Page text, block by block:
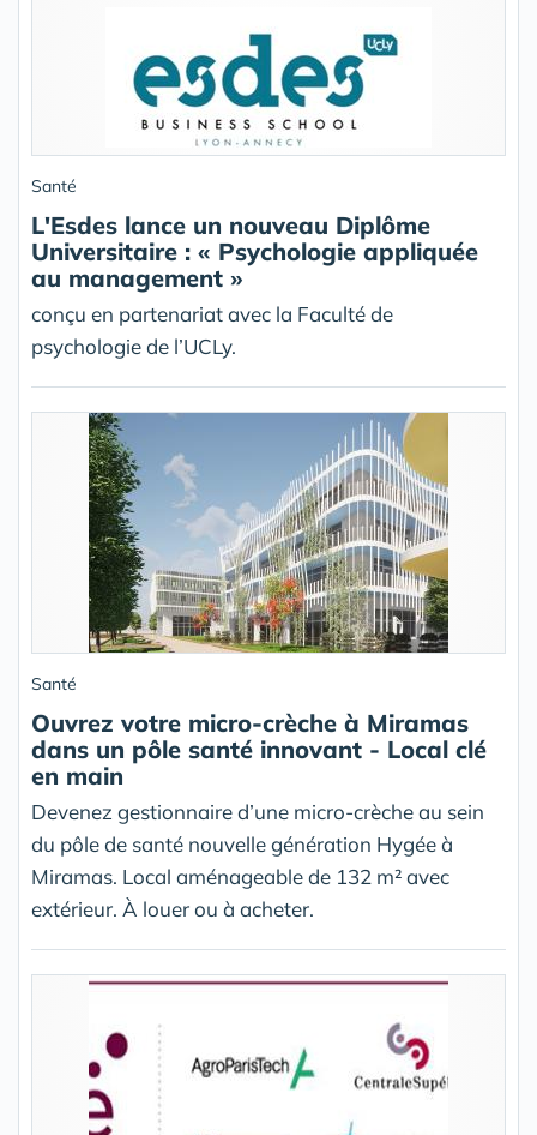
Santé
L'Esdes lance un nouveau Diplôme
Universitaire : « Psychologie appliquée
au management »
conçu en partenariat avec la Faculté de
psychologie de l’UCLy.
Santé
Ouvrez votre micro-crèche à Miramas
dans un pôle santé innovant - Local clé
en main
Devenez gestionnaire d’une micro-crèche au sein
du pôle de santé nouvelle génération Hygée à
Miramas. Local aménageable de 132 m² avec
extérieur. À louer ou à acheter.